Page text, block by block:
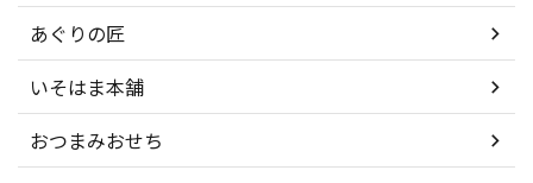
あぐりの匠
いそはま本舗
おつまみおせち